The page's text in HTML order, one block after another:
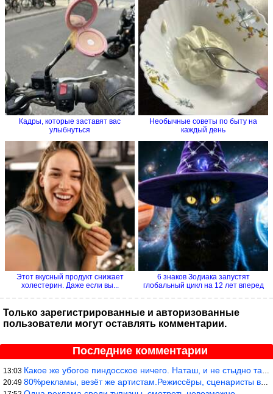
Кадры, которые заставят вас
улыбнуться
Необычные советы по быту на
каждый день
Этот вкусный продукт снижает
холестерин. Даже если вы...
6 знаков Зодиака запустят
глобальный цикл на 12 лет вперед
Только зарегистрированные и авторизованные
пользователи могут оставлять комментарии.
Последние комментарии
13:03 Какое же убогое пиндосское ничего. Наташ, и не стыдно такую фигн
20:49 80%рекламы, везёт же артистам.Режиссёры, сценаристы вы где или к